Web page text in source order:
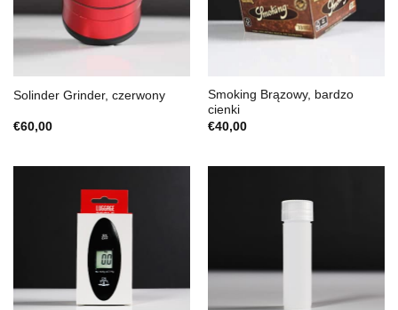
Solinder Grinder, czerwony
€60,00
Smoking Brązowy, bardzo
cienki
€40,00